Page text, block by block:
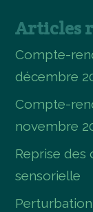
Articles
Compte-
décembre
Compte-
novembre
Reprise des
sensorielle